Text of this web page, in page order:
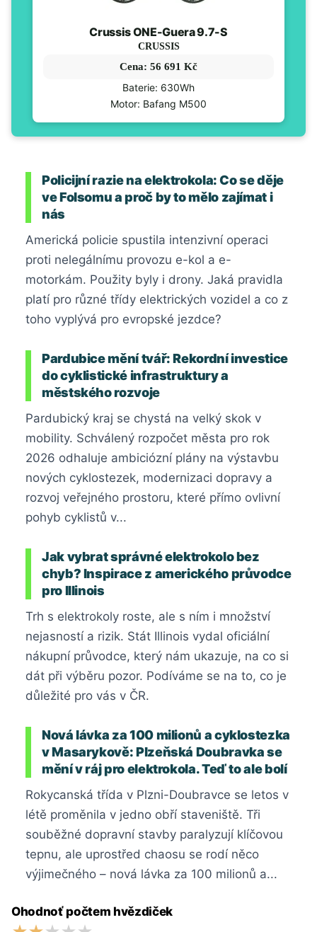
Crussis ONE-Guera 9.7-S
CRUSSIS
Cena: 56 691 Kč
Baterie: 630Wh
Motor: Bafang M500
Policijní razie na elektrokola: Co se děje
ve Folsomu a proč by to mělo zajímat i
nás
Americká policie spustila intenzivní operaci
proti nelegálnímu provozu e-kol a e-
motorkám. Použity byly i drony. Jaká pravidla
platí pro různé třídy elektrických vozidel a co z
toho vyplývá pro evropské jezdce?
Pardubice mění tvář: Rekordní investice
do cyklistické infrastruktury a
městského rozvoje
Pardubický kraj se chystá na velký skok v
mobility. Schválený rozpočet města pro rok
2026 odhaluje ambiciózní plány na výstavbu
nových cyklostezek, modernizaci dopravy a
rozvoj veřejného prostoru, které přímo ovlivní
pohyb cyklistů v...
Jak vybrat správné elektrokolo bez
chyb? Inspirace z amerického průvodce
pro Illinois
Trh s elektrokoly roste, ale s ním i množství
nejasností a rizik. Stát Illinois vydal oficiální
nákupní průvodce, který nám ukazuje, na co si
dát při výběru pozor. Podíváme se na to, co je
důležité pro vás v ČR.
Nová lávka za 100 milionů a cyklostezka
v Masarykově: Plzeňská Doubravka se
mění v ráj pro elektrokola. Teď to ale bolí
Rokycanská třída v Plzni-Doubravce se letos v
létě proměnila v jedno obří staveniště. Tři
souběžné dopravní stavby paralyzují klíčovou
tepnu, ale uprostřed chaosu se rodí něco
výjimečného – nová lávka za 100 milionů a...
Ohodnoť počtem hvězdiček